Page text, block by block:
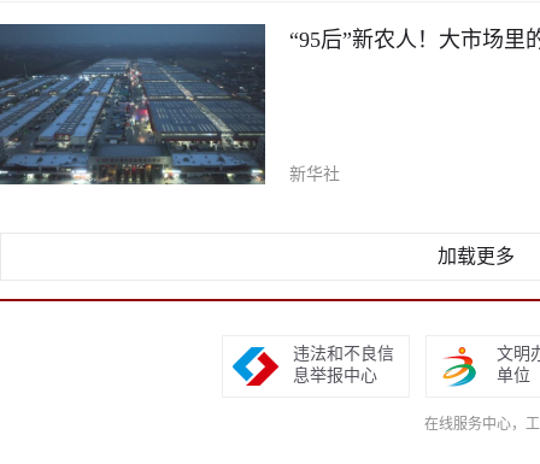
“95后”新农人！大市场里
新华社
加载更多
违法和不良信
息举报中心
文明
单位
在线服务中心，